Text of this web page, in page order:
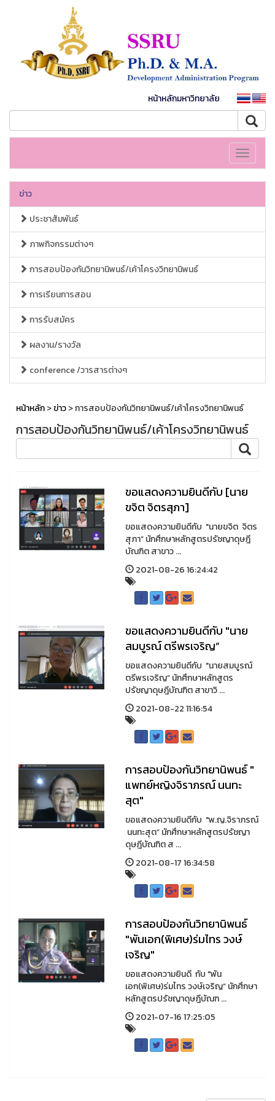
หน้าหลักมหาวิทยาลัย
Toggle
ข่าว
ประชาสัมพันธ์
ภาพกิจกรรมต่างๆ
การสอบป้องกันวิทยานิพนธ์/เค้าโครงวิทยานิพนธ์
การเรียนการสอน
การรับสมัคร
ผลงาน/รางวัล
conference /วารสารต่างๆ
หน้าหลัก>ข่าว> การสอบป้องกันวิทยานิพนธ์/เค้าโครงวิทยานิพนธ์
การสอบป้องกันวิทยานิพนธ์/เค้าโครงวิทยานิพนธ์
ขอแสดงความยินดีกับ [นาย
ขจิต จิตรสุภา]
ขอแสดงความยินดีกับ "นายขจิต จิตร
สุภา” นักศึกษาหลักสูตรปรัชญาดุษฎี
บัณฑิต สาขาว ...
2021-08-26 16:24:42
ขอแสดงความยินดีกับ "นาย
สมบูรณ์ ตรีพรเจริญ”
ขอแสดงความยินดีกับ "นายสมบูรณ์
ตรีพรเจริญ” นักศึกษาหลักสูตร
ปรัชญาดุษฎีบัณฑิต สาขาวิ ...
2021-08-22 11:16:54
การสอบป้องกันวิทยานิพนธ์ "
แพทย์หญิงจิราภรณ์ นนทะ
สุต"
ขอแสดงความยินดีกับ "พ.ญ.จิราภรณ์
นนทะสุต” นักศึกษาหลักสูตรปรัชญา
ดุษฎีบัณฑิต ส ...
2021-08-17 16:34:58
การสอบป้องกันวิทยานิพนธ์
"พันเอก(พิเศษ)ร่มไทร วงษ์
เจริญ"
ขอแสดงความยินดี กับ "พัน
เอก(พิเศษ)ร่มไทร วงษ์เจริญ” นักศึกษา
หลักสูตรปรัชญาดุษฎีบัณฑ ...
2021-07-16 17:25:05